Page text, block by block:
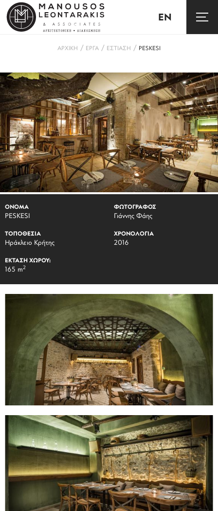
EN
ΑΡΧΙΚΗ / ΕΡΓΑ / ΕΣΤΙΑΣΗ / PESKESI
ΟΝΟΜΑ
PESKESI
ΦΩΤΟΓΡΑΦΟΣ
Γιάννης Φάης
ΤΟΠΟΘΕΣΙΑ
Ηράκλειο Κρήτης
ΧΡΟΝΟΛΟΓΙΑ
2016
ΕΚΤΑΣΗ ΧΩΡΟΥ:
165 m2